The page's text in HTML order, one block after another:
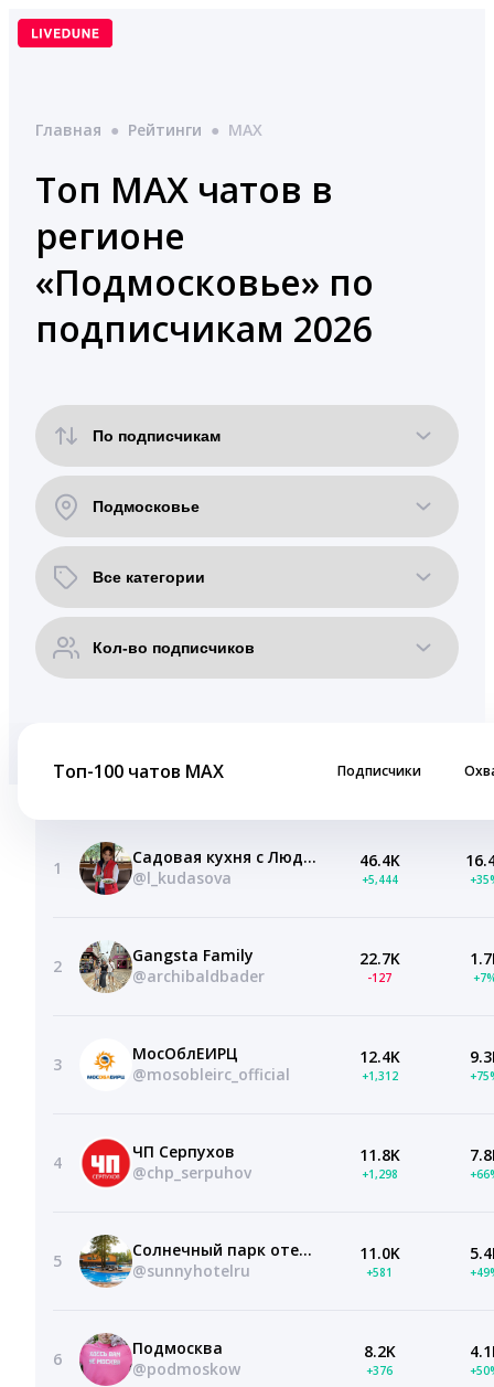
Перейти
Главная ● Рейтинги ● MAX
Топ MAX чатов в
регионе
«Подмосковье» по
подписчикам 2026
Топ-100 чатов MAX Подписчики
1
Садовая кухня с Людмилой Кудасовой
@l_kudasova
46.4K
+5,444
2
Gangsta Family
@archibaldbader
22.7K
-127
3
МосОблЕИРЦ
@mosobleirc_official
12.4K
+1,312
4
ЧП Серпухов
@chp_serpuhov
11.8K
+1,298
5
Солнечный парк отель | Hotel Group
@sunnyhotelru
11.0K
+581
6
Подмосква
@podmoskow
8.2K
+376